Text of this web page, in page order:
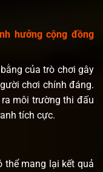
hưởng cộng đồng
của trò chơi gây
chơi chính đáng.
môi trường thi đấu
tích cực.
thể mang lại kết quả